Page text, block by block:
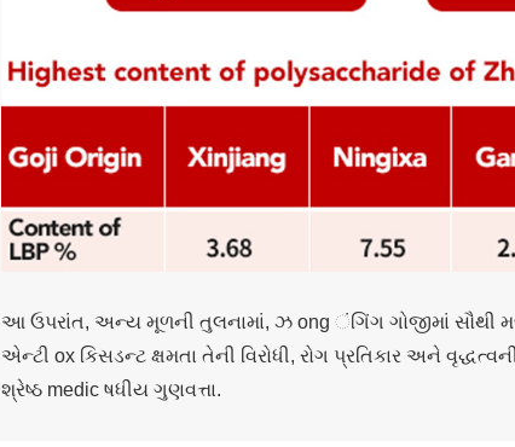
આ ઉપરાંત, અન્ય મૂળની તુલનામાં, ઝ ong ંગિંગ ગોજીમાં સૌથી
એન્ટી ox કિસડન્ટ ક્ષમતા તેની વિરોધી, રોગ પ્રતિકાર અને
શ્રેષ્ઠ medic ષધીય ગુણવત્તા.